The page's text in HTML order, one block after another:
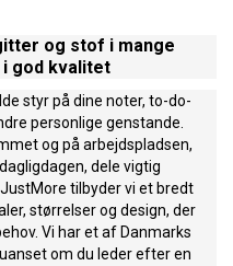
og stof i mange
god kvalitet
styr på dine noter, to-do-
personlige genstande.
og på arbejdspladsen,
dele vigtig
tilbyder vi et bredt
størrelser og design, der
Vi har et af Danmarks
om du leder efter en